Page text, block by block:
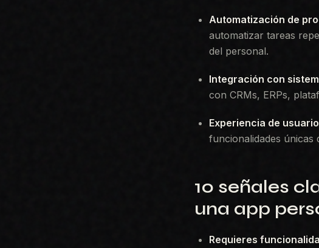
Automatización de
automatizar tareas
del personal.
Integración con
con CRMs, ERPs,
Experiencia de
funcionalidades únicas
10 señales
una app
Requieres